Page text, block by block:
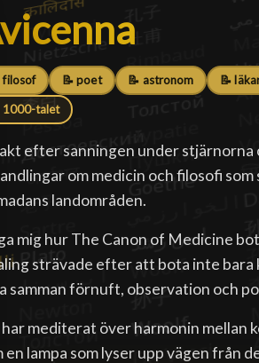
filosof 📝 poet 📝 astronom 📝
1000-talet
efter sanningen under stjärnorna
om medicin och filosofi
landområden.
mig hur The Canon of Medicine
strävade efter att bota inte bara
samman förnuft, observation och
har mediterat över harmonin mellan
en lampa som lyser upp vägen från